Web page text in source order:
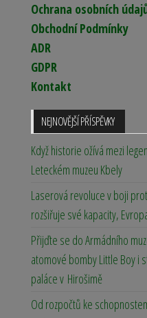
Ochrana osobních
Obchodní Podmínky
ADR
GDPR
Kontakt
NEJNOVĚJŠÍ PŘÍSPĚVKY
Když historie ožívá mezi
Leteckém muzeu Kbely
Laserová revoluce v boji
rozšiřuje své kapacity,
Přijďte se do Armádního
atomové bomby Little Boy i
paláce v Hirošimě
Od rozpočtů ke